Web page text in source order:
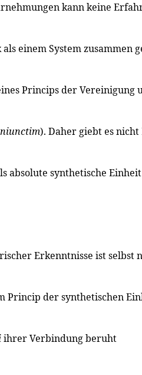
kann keine
einem System zusammen
Princips der Vereinigung
). Daher giebt es
absolute synthetische
Erkenntnisse ist selbst
Princip der synthetischen
ihrer Verbindung beruht